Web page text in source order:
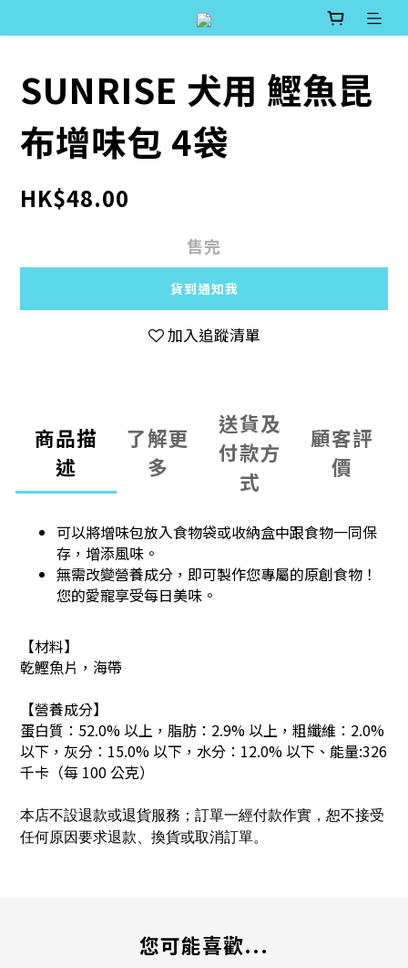
SUNRISE 犬用 鰹魚昆
布增味包 4袋
HK$48.00
售完
貨到通知我
加入追蹤清單
商品描
述
了解更
多
送貨及
付款方
式
顧客評
價
可以將增味包放入食物袋或收納盒中跟食物一同保
存，增添風味。
無需改變營養成分，即可製作您專屬的原創食物！
您的愛寵享受每日美味。
【材料】
乾鰹魚片，海帶
【營養成分】
蛋白質：52.0% 以上，脂肪：2.9% 以上，粗纖維：2.0%
以下，灰分：15.0% 以下，水分：12.0% 以下、能量:326
千卡（每 100 公克）
本店不設退款或退貨服務；訂單一經付款作實，恕不接受
任何原因要求退款、換貨或取消訂單。
您可能喜歡...